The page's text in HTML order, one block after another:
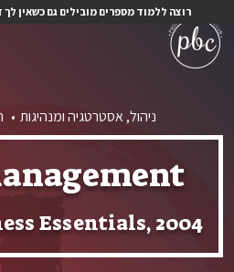
רוצה ללמוד מספרים מובילים גם כשאין לך
ניהול, אסטרטגיה ומנהיגות
Essentials, 2004